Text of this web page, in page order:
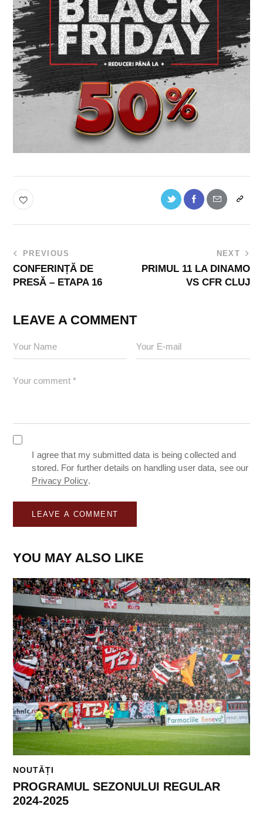
PREVIOUS
CONFERINȚĂ DE
PRESĂ – ETAPA 16
NEXT
PRIMUL 11 LA DINAMO
VS CFR CLUJ
LEAVE A COMMENT
I agree that my submitted data is being collected and
stored. For further details on handling user data, see our
Privacy Policy.
YOU MAY ALSO LIKE
NOUTĂȚI
PROGRAMUL SEZONULUI REGULAR
2024-2025